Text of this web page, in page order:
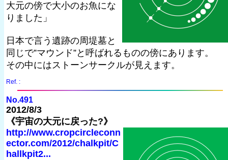
大元の傍で大小のお魚にな
りました」
日本で言う遺跡の周堤墓と
同じで”マウンド”と呼ばれるものの傍にあります。
その中にはストーンサークルが見えます。
Ref. :
No.491
2012/8/3
《宇宙の大元に戻った?》
http://www.cropcircleconn
ector.com/2012/chalkpit/C
hallkpit2...